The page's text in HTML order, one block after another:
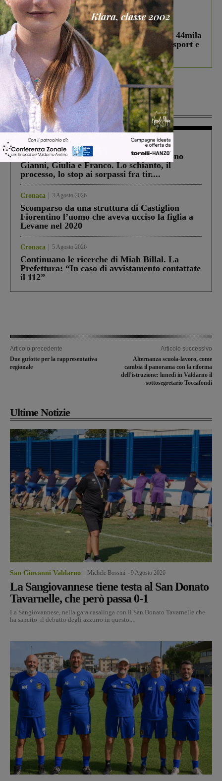
In vetrina 3 Agosto 2026
Estra Notizie agosto: Smart Cities, oltre 44mila
studenti coinvolti, torna il bando per lo sport e
debutta il podcast Estrair
Più lette
Cronaca 4 Agosto 2026
Un anno fa la strage in A1 in cui morirono
Gianni, Giulia e Franco. Lo schianto, il
processo, lo stop ai sorpassi fra tir....
Cronaca 3 Agosto 2026
Scomparso da una struttura di Castiglion
Fiorentino l’uomo che aveva ucciso la figlia a
Levane nel 2020
Cronaca 5 Agosto 2026
Continuano le ricerche di Miah Billal. La
Prefettura: “In caso di avvistamento contattate
il 112”
Articolo precedente
Due gufotte per la rappresentativa
regionale
Articolo successivo
Alternanza scuola-lavoro, come
cambia il panorama con la riforma
dell’istruzione: lunedì in Valdarno il
sottosegretario Toccafondi
Ultime Notizie
San Giovanni Valdarno Michele Bossini 9 Agosto 2026
La Sangiovannese tiene testa al San Donato
Tavarnelle, che però passa 0-1
La Sangiovannese, nella gara casalinga con il San Donato Tavarnelle che
ha sancito il debutto degli azzurro in questo...